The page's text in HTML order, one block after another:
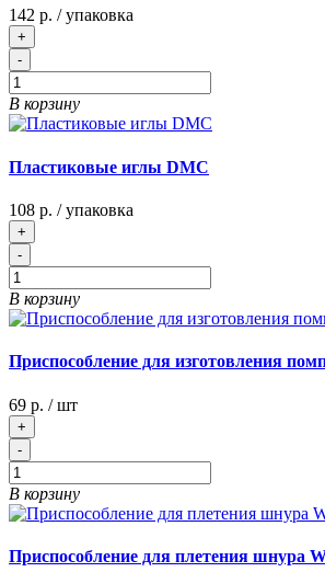
142 р. / упаковка
+
-
В корзину
Пластиковые иглы DMC
108 р. / упаковка
+
-
В корзину
Приспособление для изготовления
69 р. / шт
+
-
В корзину
Приспособление для плетения шнура